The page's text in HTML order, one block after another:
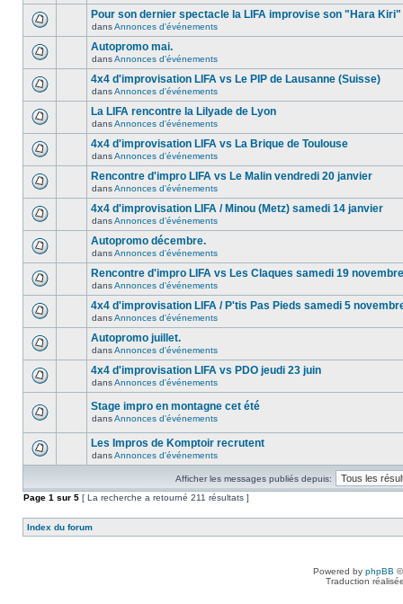
Pour son dernier spectacle la LIFA improvise son "Hara Kiri"
dansAnnonces d'événements
Autopromo mai.
dansAnnonces d'événements
4x4 d'improvisation LIFA vs Le PIP de Lausanne (Suisse)
dansAnnonces d'événements
La LIFA rencontre la Lilyade de Lyon
dansAnnonces d'événements
4x4 d'improvisation LIFA vs La Brique de Toulouse
dansAnnonces d'événements
Rencontre d'impro LIFA vs Le Malin vendredi 20 janvier
dansAnnonces d'événements
4x4 d'improvisation LIFA / Minou (Metz) samedi 14 janvier
dansAnnonces d'événements
Autopromo décembre.
dansAnnonces d'événements
Rencontre d'impro LIFA vs Les Claques samedi 19 novembre
dansAnnonces d'événements
4x4 d'improvisation LIFA / P'tis Pas Pieds samedi 5
dansAnnonces d'événements
Autopromo juillet.
dansAnnonces d'événements
4x4 d'improvisation LIFA vs PDO jeudi 23 juin
dansAnnonces d'événements
Stage impro en montagne cet été
dansAnnonces d'événements
Les Impros de Komptoir recrutent
dansAnnonces d'événements
Afficher les messages publiés depuis:
Page 1 sur 5 [ La recherche a retourné 211 résultats ]
Index du forum
Powered by phpBB
Traduction